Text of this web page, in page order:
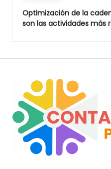
Optimización de la
son las actividades más